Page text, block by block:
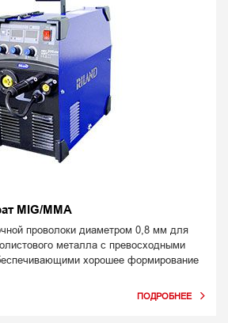
MIG/MMA
проволоки диаметром 0,8 мм для
металла с превосходными
хорошее формирование